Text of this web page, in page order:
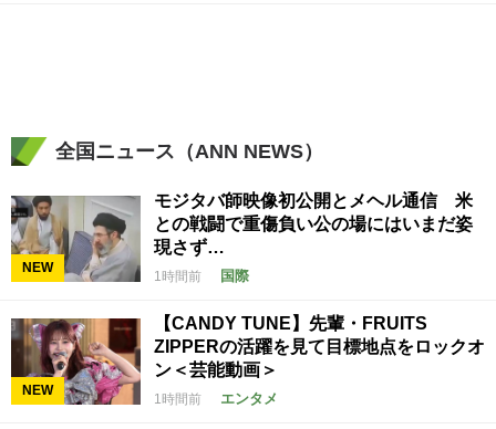
全国ニュース（ANN NEWS）
NEW
モジタバ師映像初公開とメヘル通信 米
との戦闘で重傷負い公の場にはいまだ姿
現さず…
1時間前 国際
NEW
【CANDY TUNE】先輩・FRUITS
ZIPPERの活躍を見て目標地点をロックオ
ン＜芸能動画＞
1時間前 エンタメ